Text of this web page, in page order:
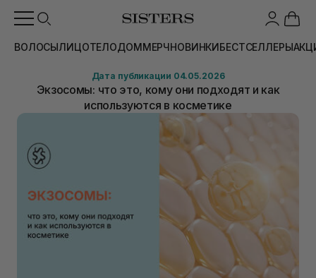
ВОЛОСЫЛИЦОТЕЛОДОММЕРЧНОВИНКИБЕСТСЕЛЛЕРЫ
Дата публикации 04.05.2026
Экзосомы: что это, кому они подходят и как
используются в косметике